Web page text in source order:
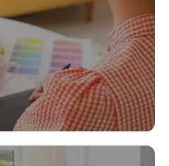
vos supports de
charte graphique,